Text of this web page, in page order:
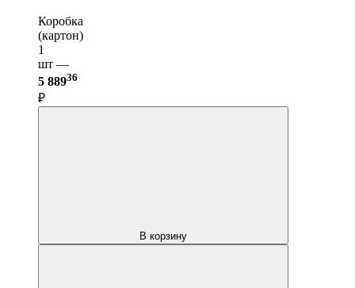
Коробка
(картон)
1
шт —
5 88936
₽
В корзину